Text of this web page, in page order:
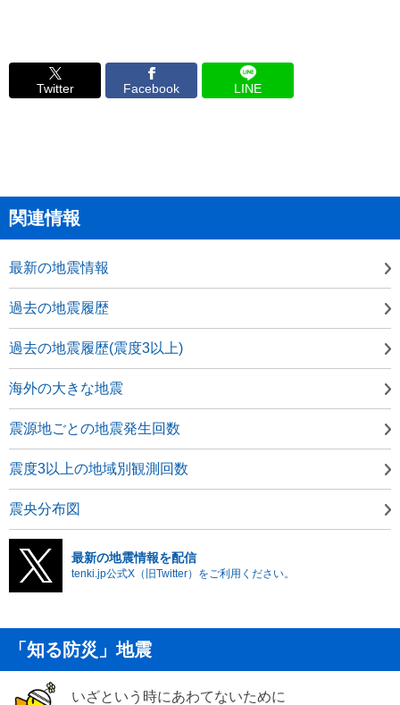
Twitter Facebook LINE
関連情報
最新の地震情報
過去の地震履歴
過去の地震履歴(震度3以上)
海外の大きな地震
震源地ごとの地震発生回数
震度3以上の地域別観測回数
震央分布図
最新の地震情報を配信
tenki.jp公式X（旧Twitter）をご利用ください。
「知る防災」地震
いざという時にあわてないために